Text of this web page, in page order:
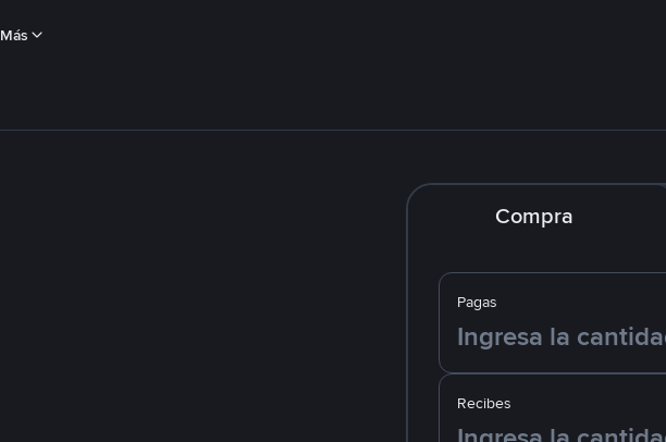
Más
Compra
Pagas
Recibes